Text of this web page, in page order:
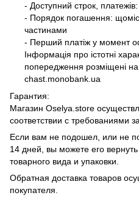
- Доступний строк,
- Порядок погашення:
частинами
- Перший платіж у момент
Інформація про істотні
попередження розміщені на
chast.monobank.ua
Гарантия:
Магазин Oselya.store
соответствии с требованиями
Если вам не подошел, или не
14 дней, вы можете его
товарного вида и упаковки.
Обратная доставка товаров
покупателя.